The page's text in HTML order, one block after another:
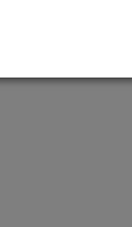
Mannequin